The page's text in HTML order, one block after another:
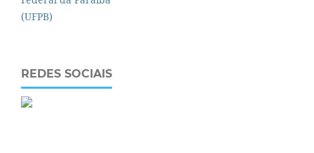
REDES SOCIAIS